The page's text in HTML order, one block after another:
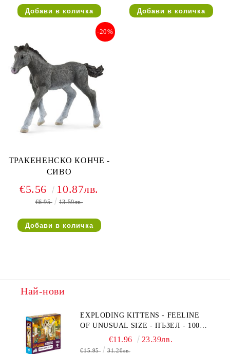
ТРАКЕНЕНСКО КОНЧЕ -
СИВО
-20%
€5.56 10.87лв.
€6.95 13.59лв.
Най-нови
EXPLODING KITTENS - FEELINE
OF UNUSUAL SIZE - ПЪЗЕЛ - 1000
ЧАСТИ - ПРЕОЦЕНЕН - СРЕДНА
ПОВРЕДА НА КУТИЯТА
€11.96 23.39лв.
€15.95 31.20лв.